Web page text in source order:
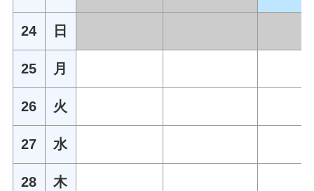
24 日
25 月
26 火
27 水
28 木